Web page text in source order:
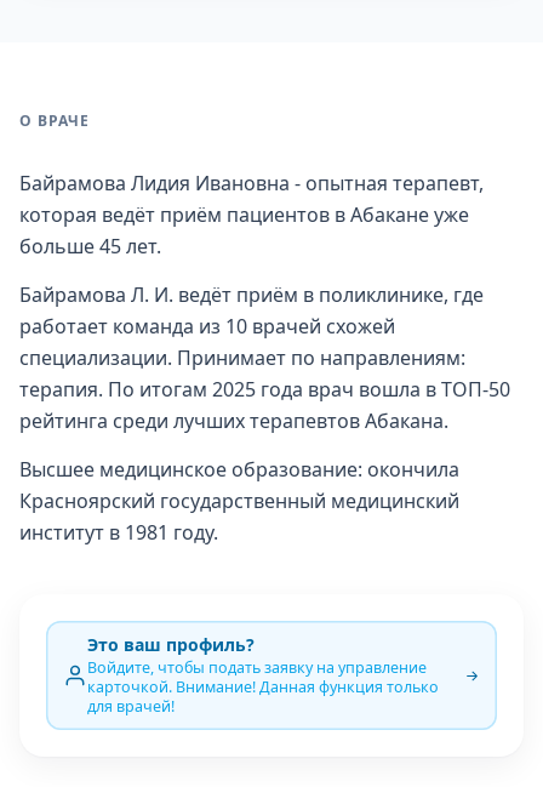
О ВРАЧЕ
Байрамова Лидия Ивановна - опытная терапевт,
которая ведёт приём пациентов в Абакане уже
больше 45 лет.
Байрамова Л. И. ведёт приём в поликлинике, где
работает команда из 10 врачей схожей
специализации. Принимает по направлениям:
терапия. По итогам 2025 года врач вошла в ТОП-50
рейтинга среди лучших терапевтов Абакана.
Высшее медицинское образование: окончила
Красноярский государственный медицинский
институт в 1981 году.
Это ваш профиль?
Войдите, чтобы подать заявку на управление
карточкой. Внимание! Данная функция только
для врачей!